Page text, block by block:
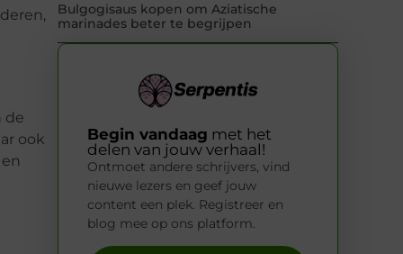
de
ook
Bulgogisaus kopen om Aziatische
marinades beter te begrijpen
Begin vandaag met het
delen van jouw verhaal!
Ontmoet andere schrijvers, vind
nieuwe lezers en geef jouw
content een plek. Registreer en
blog mee op ons platform.